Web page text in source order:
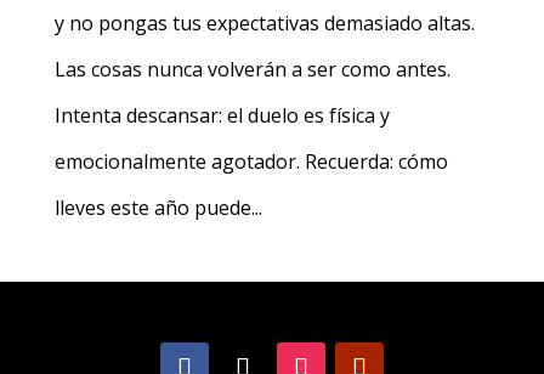
y no pongas tus expectativas demasiado altas.
Las cosas nunca volverán a ser como antes.
Intenta descansar: el duelo es física y
emocionalmente agotador. Recuerda: cómo
lleves este año puede...